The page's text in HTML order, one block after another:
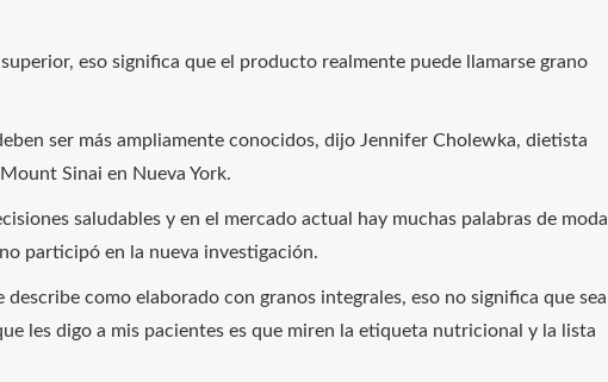
eso significa que el producto realmente puede llamarse grano
ser más ampliamente conocidos, dijo Jennifer Cholewka, dietista
Sinai en Nueva York.
saludables y en el mercado actual hay muchas palabras de moda
participó en la nueva investigación.
como elaborado con granos integrales, eso no significa que sea
les digo a mis pacientes es que miren la etiqueta nutricional y la lista